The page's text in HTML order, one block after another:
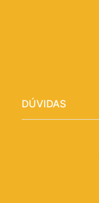
DÚVIDAS